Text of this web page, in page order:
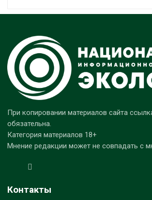
При копировании материалов сайта
обязательна.
Категория материалов 18+
Мнение редакции может не совпадать с
Контакты